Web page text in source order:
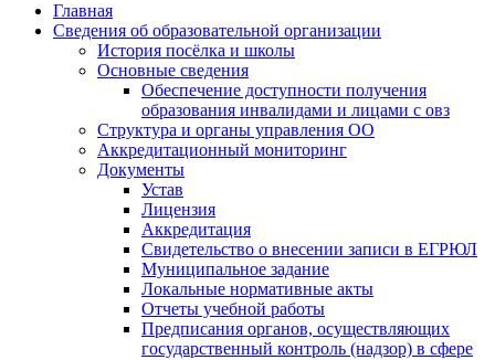
Главная
Сведения об образовательной организации
История посёлка и школы
Основные сведения
Обеспечение доступности получения
образования инвалидами и лицами с овз
Структура и органы управления ОО
Аккредитационный мониторинг
Документы
Устав
Лицензия
Аккредитация
Свидетельство о внесении записи в ЕГРЮЛ
Муниципальное задание
Локальные нормативные акты
Отчеты учебной работы
Предписания органов, осуществляющих
государственный контроль (надзор) в сфере